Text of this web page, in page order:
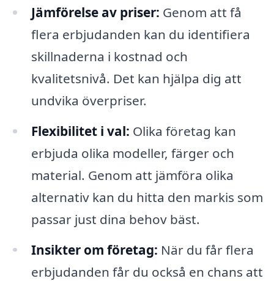
Jämförelse av priser: Genom att få
flera erbjudanden kan du identifiera
skillnaderna i kostnad och
kvalitetsnivå. Det kan hjälpa dig att
undvika överpriser.
Flexibilitet i val: Olika företag kan
erbjuda olika modeller, färger och
material. Genom att jämföra olika
alternativ kan du hitta den markis som
passar just dina behov bäst.
Insikter om företag: När du får flera
erbjudanden får du också en chans att